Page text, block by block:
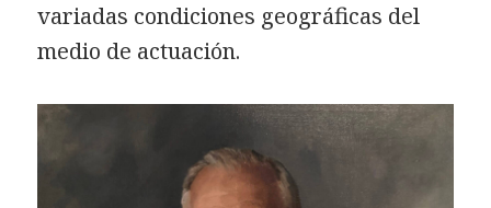
variadas condiciones geográficas del
medio de actuación.